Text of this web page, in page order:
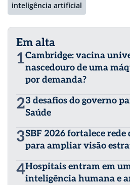
inteligência artificial
Em alta
1Cambridge: vacina
nascedouro de uma
por demanda?
23 desafios do governo
Saúde
3SBF 2026 fortalece rede
para ampliar visão
4Hospitais entram em
inteligência humana e